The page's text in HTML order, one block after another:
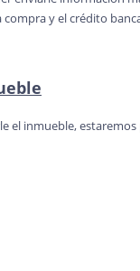
y el crédito
el inmueble,